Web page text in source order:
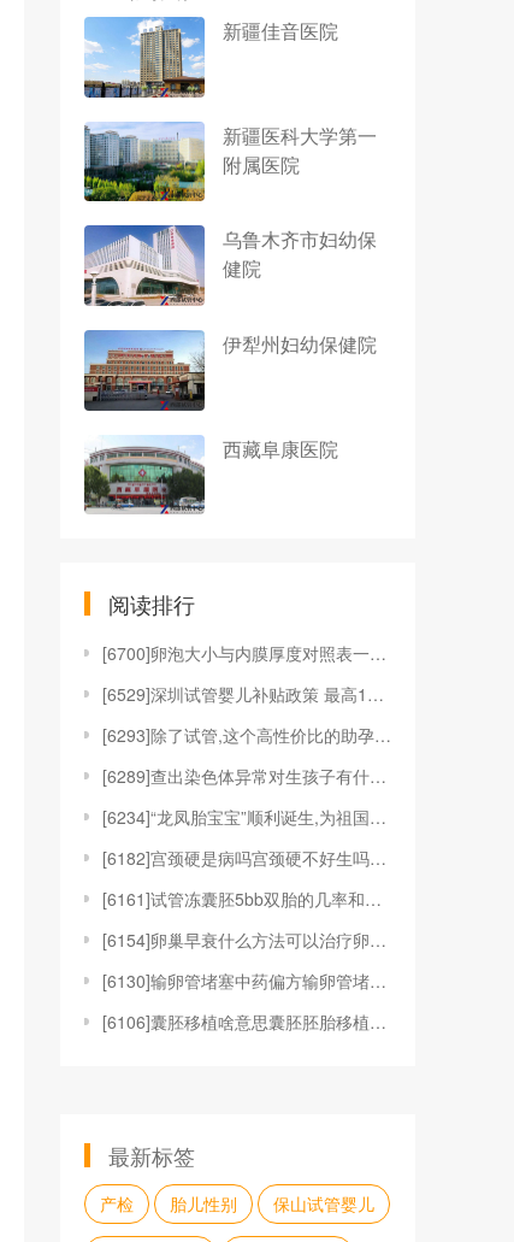
新疆佳音医院
新疆医科大学第一
附属医院
乌鲁木齐市妇幼保
健院
伊犁州妇幼保健院
西藏阜康医院
阅读排行
[6700]卵泡大小与内膜厚度对照表一览，厚度11m
[6529]深圳试管婴儿补贴政策 最高16500元最
[6293]除了试管,这个高性价比的助孕技术你一定得
[6289]查出染色体异常对生孩子有什么影响
[6234]“龙凤胎宝宝”顺利诞生,为祖国母亲庆生
[6182]宫颈硬是病吗宫颈硬不好生吗宫颈硬是怎么回
[6161]试管冻囊胚5bb双胎的几率和减胎多少钱?
[6154]卵巢早衰什么方法可以治疗卵巢早衰怎么治疗
[6130]输卵管堵塞中药偏方输卵管堵塞中药方中医宝
[6106]囊胚移植啥意思囊胚胚胎移植囊胚移植是什么
最新标签
产检 胎儿性别 保山试管婴儿